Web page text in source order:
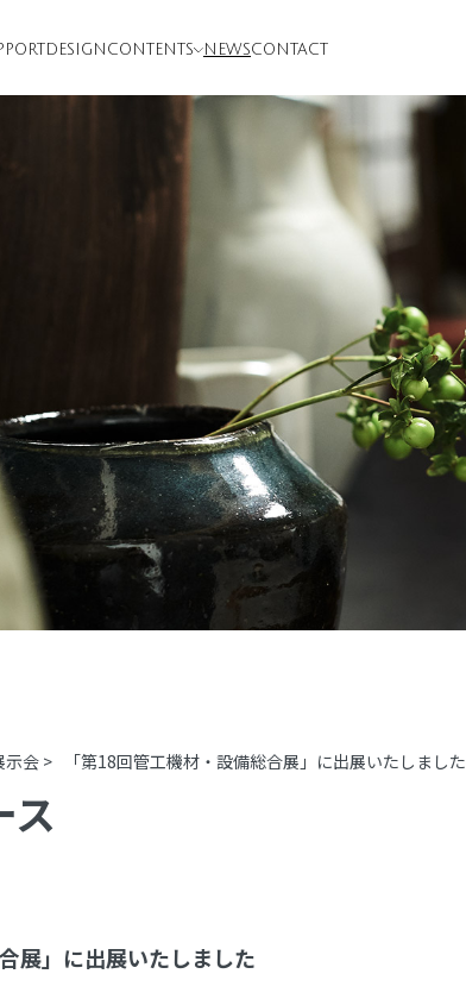
DESIGN CONTENTS NEWSCONTACT
示会 > 「第18回管工機材・設備総合展」に出展いたしました
ス
展」に出展いたしました